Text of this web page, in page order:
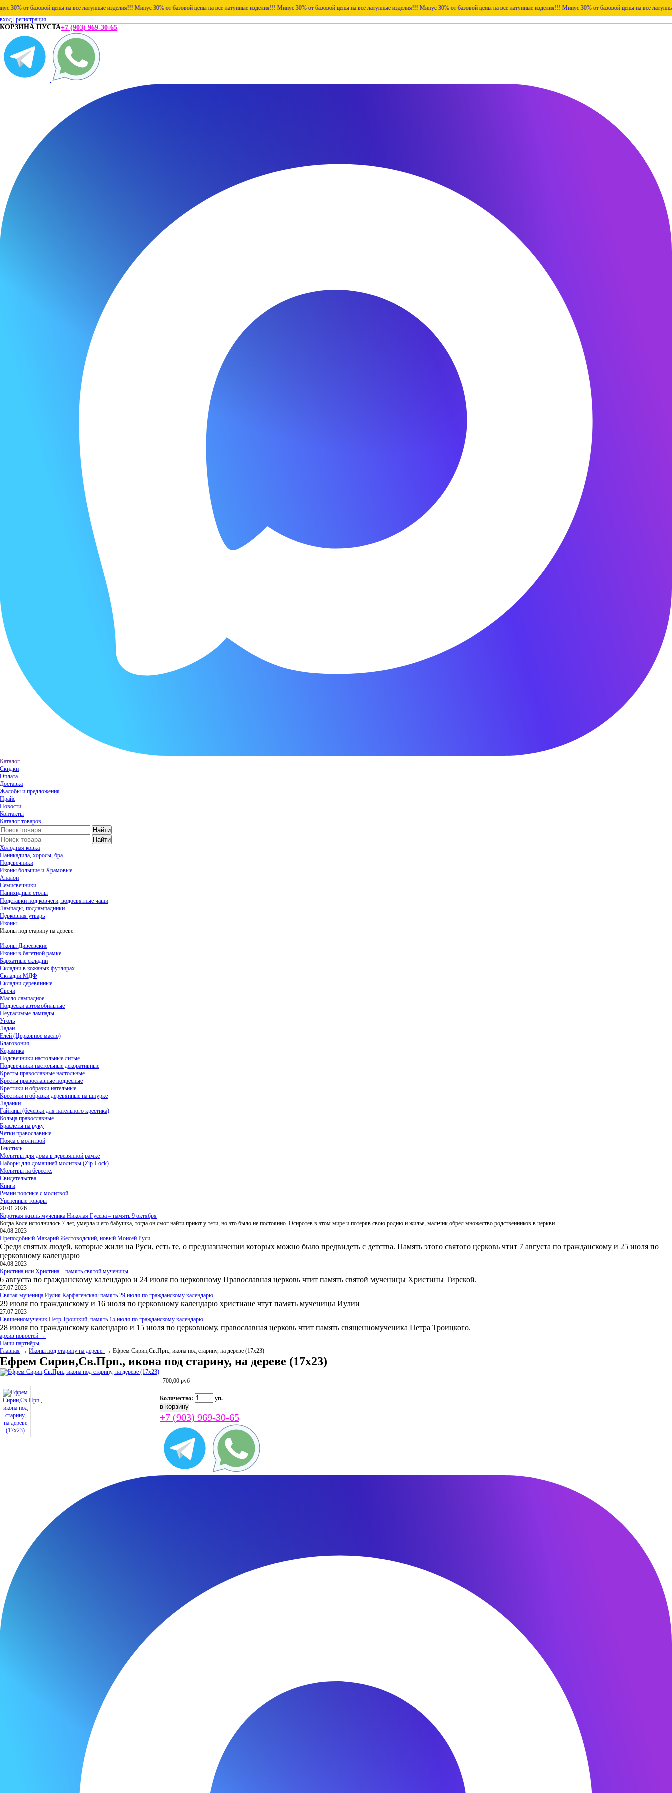
базовой цены на все латунные изделия!!! Минус 30% от базовой цены на все латунные изделия!!! Минус 30% от базовой цены на все латунные изделия!!! Минус 30% от базовой цены на все латунные изделия!!! Минус 30% от базовой цены на все латунные
вход регистрация
КОРЗИНА ПУСТА+7 (903) 969-30-65
Каталог
Скидки
Оплата
Доставка
Жалобы и предложения
Прайс
Новости
Контакты
Каталог товаров
Холодная ковка
Паникадила, хоросы, бра
Подсвечники
Иконы большие и Храмовые
Аналои
Семисвечники
Панихидные столы
Подставки под ковчеги, водосвятные чаши
Лампады, подлампадники
Церковная утварь
Иконы
Иконы под старину на дереве.
Иконы Дивеевские
Иконы в багетной рамке
Бархатные складни
Складни в кожаных футлярах
Складни МДФ
Складни деревянные
Свечи
Масло лампадное
Подвески автомобильные
Неугасимые лампады
Уголь
Ладан
Елей (Церковное масло)
Благовония
Керамика
Подсвечники настольные литые
Подсвечники настольные декоративные
Кресты православные настольные
Кресты православные подвесные
Крестики и образки нательные
Крестики и образки деревянные на шнурке
Ладанки
Гайтаны (бечевки для нательного крестика)
Кольца православные
Браслеты на руку
Четки православные
Пояса с молитвой
Текстиль
Молитвы для дома в деревянной рамке
Наборы для домашней молитвы (Zip-Lock)
Молитвы на бересте.
Свидетельства
Книги
Ремни поясные с молитвой
Уцененные товары
20.01.2026
Короткая жизнь мученика Николая Гусева – память 9 октября
Когда Коле исполнилось 7 лет, умерла и его бабушка, тогда он смог найти приют у тети, но это было не постоянно. Осиротев в этом мире и потеряв свою родню и жилье, мальчик обрел множество родственников в церкви
04.08.2023
Преподобный Макарий Желтоводский, новый Моисей Руси
Среди святых людей, которые жили на Руси, есть те, о предназначении которых можно было предвидеть с детства. Память этого святого церковь чтит 7 августа по гражданскому и 25 июля по
церковному календарю
04.08.2023
Кристина или Христина – память святой мученицы
6 августа по гражданскому календарю и 24 июля по церковному Православная церковь чтит память святой мученицы Христины Тирской.
27.07.2023
Святая мученица Иулия Карфагенская: память 29 июля по гражданскому календарю
29 июля по гражданскому и 16 июля по церковному календарю христиане чтут память мученицы Иулии
27.07.2023
Священномученик Петр Троицкий, память 15 июля по гражданскому календарю
28 июля по гражданскому календарю и 15 июля по церковному, православная церковь чтит память священномученика Петра Троицкого.
архив новостей →
Наши партнёры
Главная → Иконы под старину на дереве. → Ефрем Сирин,Св.Прп., икона под старину, на дереве (17х23)
Ефрем Сирин,Св.Прп., икона под старину, на дереве (17х23)
700,00 руб
Количество: уп.
+7 (903) 969-30-65